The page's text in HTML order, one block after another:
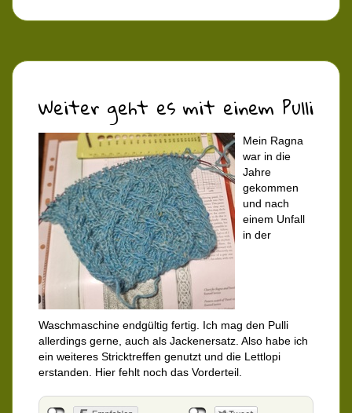
Weiter geht es mit einem Pulli
Mein Ragna
war in die
Jahre
gekommen
und nach
einem Unfall
in der
Waschmaschine endgültig fertig. Ich mag den Pulli
allerdings gerne, auch als Jackenersatz. Also habe ich
ein weiteres Stricktreffen genutzt und die Lettlopi
erstanden. Hier fehlt noch das Vorderteil.